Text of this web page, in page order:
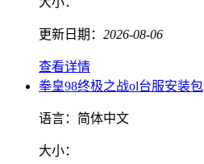
更新日期： 2026-08-06
查看详情
拳皇98终极之战ol台服安装包
语言： 简体中文
大小：